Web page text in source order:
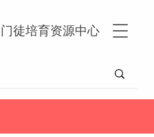
门徒培育资源中心